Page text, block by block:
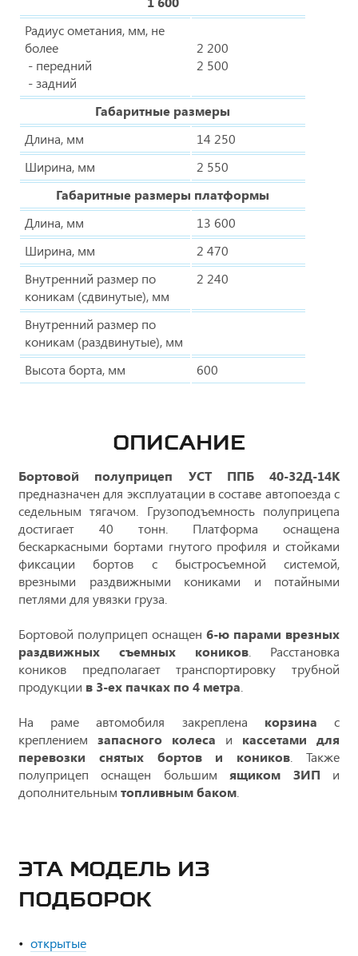
Радиус ометания, мм, не
более
- передний
- задний
2 200
2 500
Габаритные размеры
Длина, мм
14 250
Ширина, мм
2 550
Габаритные размеры платформы
Длина, мм
13 600
Ширина, мм
2 470
Внутренний размер по
коникам (сдвинутые), мм
2 240
Внутренний размер по
коникам (раздвинутые), мм
Высота борта, мм
600
ОПИСАНИЕ
Бортовой полуприцеп УСТ ППБ 40-32Д-14К
предназначен для эксплуатации в составе автопоезда с
седельным тягачом. Грузоподъемность полуприцепа
достигает 40 тонн. Платформа оснащена
бескаркасными бортами гнутого профиля и стойками
фиксации бортов с быстросъемной системой,
врезными раздвижными кониками и потайными
петлями для увязки груза.
Бортовой полуприцеп оснащен 6-ю парами врезных
раздвижных
съемных коников. Расстановка
коников предполагает транспортировку трубной
продукции в 3-ех пачках по 4 метра.
На раме автомобиля закреплена корзина с
креплением запасного колеса и кассетами для
перевозки снятых бортов и коников. Также
полуприцеп оснащен большимящиком ЗИП и
дополнительным топливным баком.
ЭТА МОДЕЛЬ ИЗ
ПОДБОРОК
открытые